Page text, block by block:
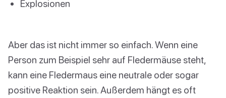
Explosionen
Aber das ist nicht immer so einfach. Wenn eine
Person zum Beispiel sehr auf Fledermäuse steht,
kann eine Fledermaus eine neutrale oder sogar
positive Reaktion sein. Außerdem hängt es oft